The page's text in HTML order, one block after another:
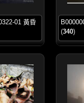
01 黃昏
(340)